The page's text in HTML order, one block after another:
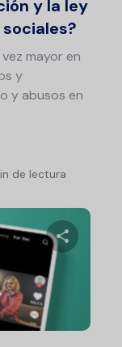
y la ley
mayor en
y
y abusos en
de lectura